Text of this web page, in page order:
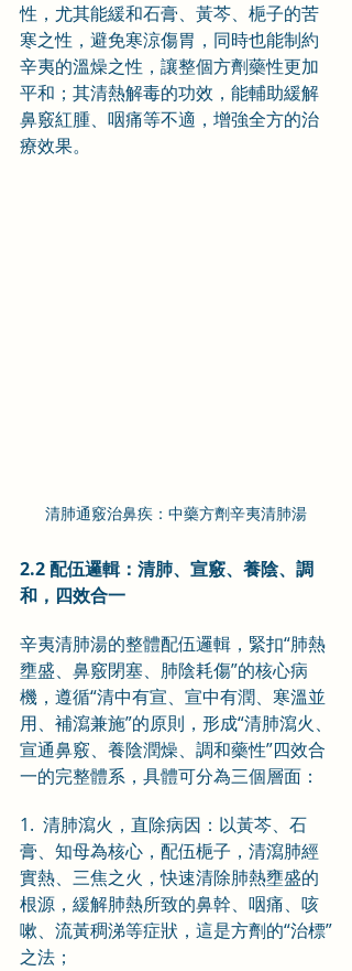
性，尤其能緩和石膏、黃芩、梔子的苦
寒之性，避免寒涼傷胃，同時也能制約
辛夷的溫燥之性，讓整個方劑藥性更加
平和；其清熱解毒的功效，能輔助緩解
鼻竅紅腫、咽痛等不適，增強全方的治
療效果。
清肺通竅治鼻疾：中藥方劑辛夷清肺湯
2.2 配伍邏輯：清肺、宣竅、養陰、調
和，四效合一
辛夷清肺湯的整體配伍邏輯，緊扣“肺熱
壅盛、鼻竅閉塞、肺陰耗傷”的核心病
機，遵循“清中有宣、宣中有潤、寒溫並
用、補瀉兼施”的原則，形成“清肺瀉火、
宣通鼻竅、養陰潤燥、調和藥性”四效合
一的完整體系，具體可分為三個層面：
1.  清肺瀉火，直除病因：以黃芩、石
膏、知母為核心，配伍梔子，清瀉肺經
實熱、三焦之火，快速清除肺熱壅盛的
根源，緩解肺熱所致的鼻幹、咽痛、咳
嗽、流黃稠涕等症狀，這是方劑的“治標”
之法；